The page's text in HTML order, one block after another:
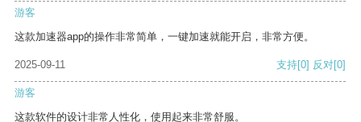
游客
这款加速器app的操作非常简单，一键加速就能开启，非常方便。
2025-09-11 支持[0] 反对[0]
游客
这款软件的设计非常人性化，使用起来非常舒服。